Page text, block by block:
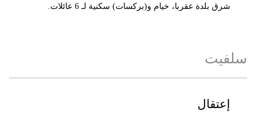
شرق بلدة عقربا، خيام و(بركسات) سكنية لـ 6 عائلات.
سلفيت
إعتقال